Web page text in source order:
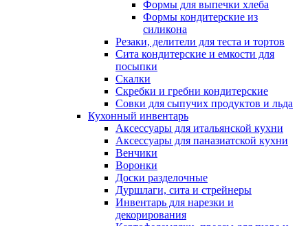
Формы для выпечки хлеба
Формы кондитерские из
силикона
Резаки, делители для теста и тортов
Сита кондитерские и емкости для
посыпки
Скалки
Скребки и гребни кондитерские
Совки для сыпучих продуктов и льда
Кухонный инвентарь
Аксессуары для итальянской кухни
Аксессуары для паназиатской кухни
Венчики
Воронки
Доски разделочные
Дуршлаги, сита и стрейнеры
Инвентарь для нарезки и
декорирования